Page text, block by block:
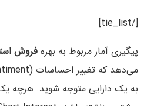
[/tie_list]
پیگیری آمار مربوط به بهرهفروش
به یک دارایی متوجه شوید. هرچه